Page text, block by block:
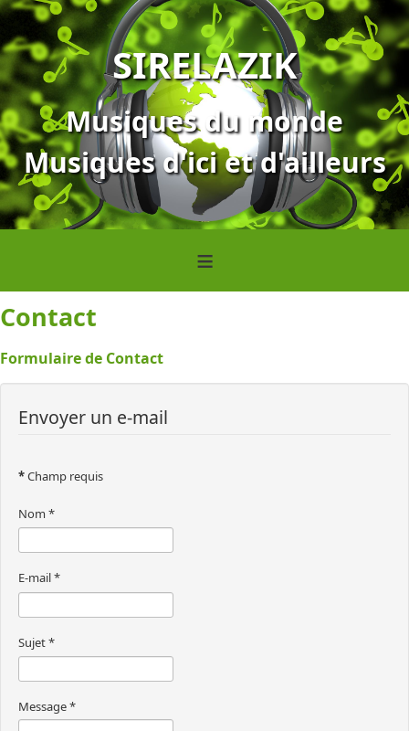
SIRELAZIK
Musiques du monde
Musiques d'ici et d'ailleurs
≡
Contact
Formulaire de Contact
Envoyer un e-mail
*Champ requis
Nom *
E-mail*
Sujet*
Message*